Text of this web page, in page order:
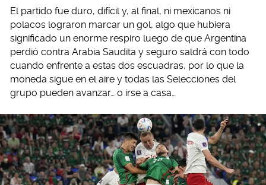
El partido fue duro, difícil y, al final, ni mexicanos ni
polacos lograron marcar un gol, algo que hubiera
significado un enorme respiro luego de que Argentina
perdió contra Arabia Saudita y seguro saldrá con todo
cuando enfrente a estas dos escuadras, por lo que la
moneda sigue en el aire y todas las Selecciones del
grupo pueden avanzar… o irse a casa…